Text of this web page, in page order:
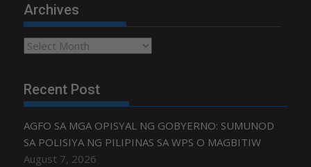
Archives
Archives
Recent Post
AGFO SA MGA OPISYAL NG GOBYERNO: SUMUNOD
SA POLISIYA NG PILIPINAS SA WPS O MAGBITIW
August 7, 2026